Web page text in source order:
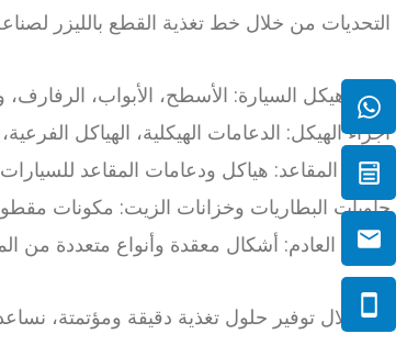
التحديات من خلال خط تغذية القطع بالليزر
ألواح هيكل السيارة: الأسطح، الأبواب،
أجزاء الهيكل: الدعامات الهيكلية، الهياكل
هياكل المقاعد: هياكل ودعامات المقاعد للسيارات
حاويات البطاريات وخزانات الزيت: مكونات
أنظمة العادم: أشكال معقدة وأنواع متعددة من
من خلال توفير حلول تغذية دقيقة ومؤتمتة،